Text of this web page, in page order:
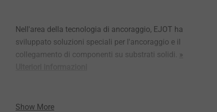
Show More
Nell'area della tecnologia di ancoraggio, EJOT ha
sviluppato soluzioni speciali per l'ancoraggio e il
collegamento di componenti su substrati solidi.